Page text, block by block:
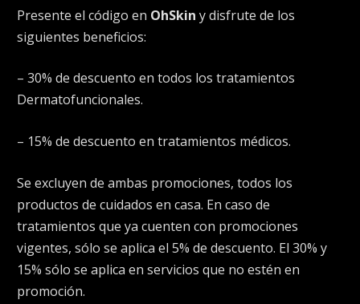
Presente el código en OhSkin y disfrute de los
siguientes beneficios:
– 30% de descuento en todos los tratamientos
Dermatofuncionales.
– 15% de descuento en tratamientos médicos.
Se excluyen de ambas promociones, todos los
productos de cuidados en casa. En caso de
tratamientos que ya cuenten con promociones
vigentes, sólo se aplica el 5% de descuento. El 30% y
15% sólo se aplica en servicios que no estén en
promoción.